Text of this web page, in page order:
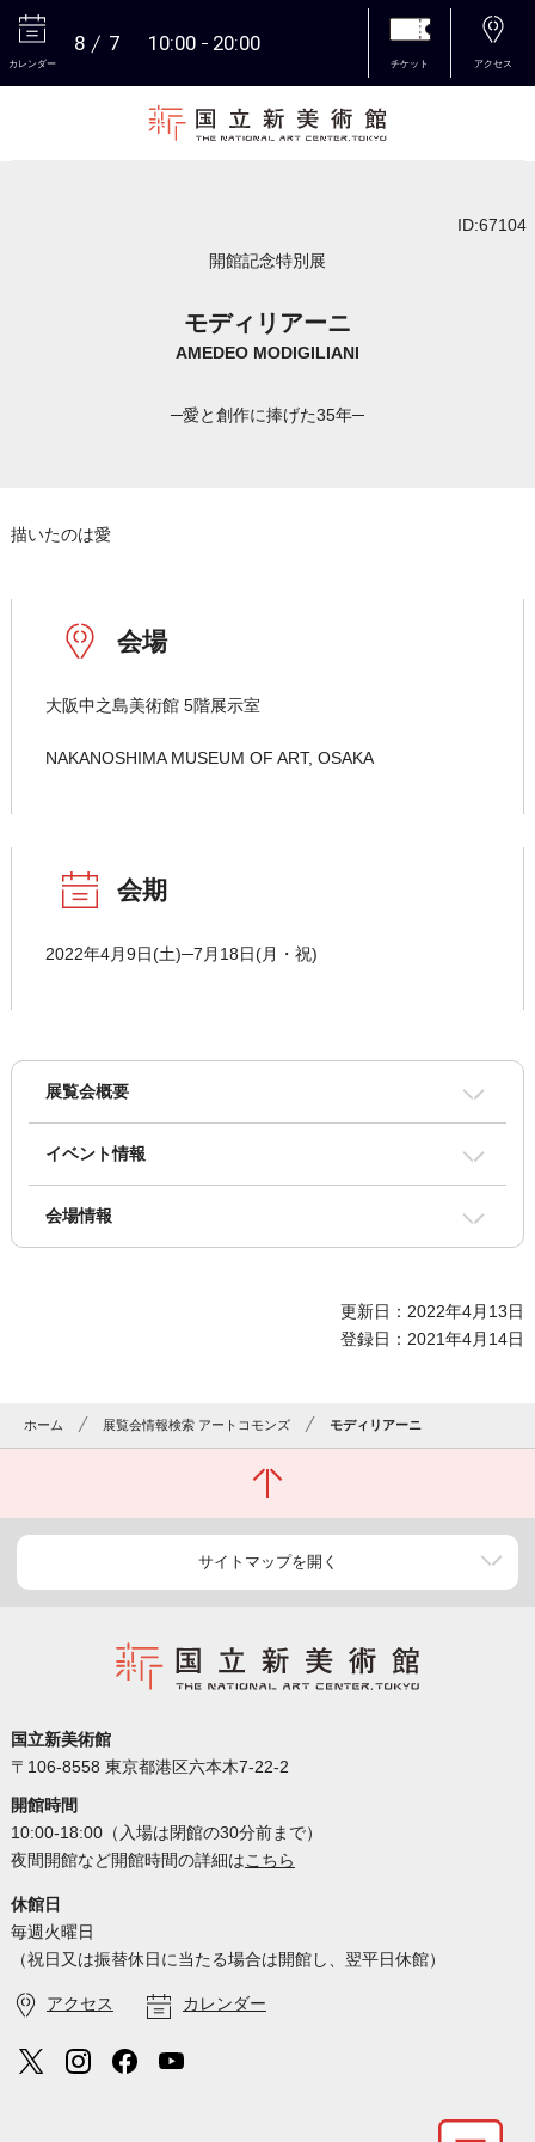
カレンダー
8 7 10:00 20:00
チケット アクセス
ID:67104
開館記念特別展
モディリアーニ
AMEDEO MODIGILIANI
─愛と創作に捧げた35年─
描いたのは愛
会場
大阪中之島美術館 5階展示室
NAKANOSHIMA MUSEUM OF ART, OSAKA
会期
2022年4月9日(土)─7月18日(月・祝)
展覧会概要
イベント情報
会場情報
更新日：2022年4月13日
登録日：2021年4月14日
ホーム 展覧会情報検索 アートコモンズ モディリアーニ
サイトマップを開く
国立新美術館
〒106-8558 東京都港区六本木7-22-2
開館時間
10:00-18:00（入場は閉館の30分前まで）
夜間開館など開館時間の詳細はこちら
休館日
毎週火曜日
（祝日又は振替休日に当たる場合は開館し、翌平日休館）
アクセス カレンダー